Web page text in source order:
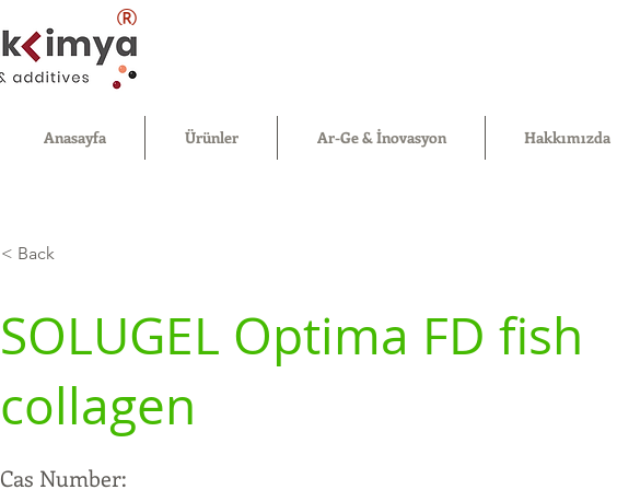
®
Anasayfa Ürünler Ar-Ge & İnovasyon Hakkımızda
< Back
SOLUGEL Optima FD fish
collagen
Cas Number: